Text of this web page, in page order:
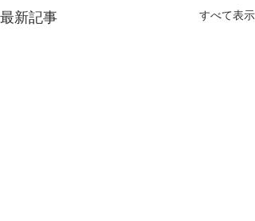
最新記事 すべて表示